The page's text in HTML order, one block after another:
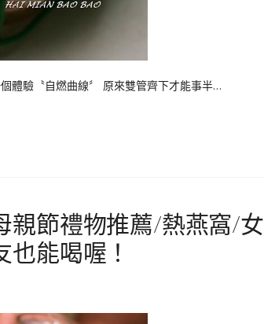
體驗〝自燃曲線〞 原來雙管齊下才能事半…
親節禮物推薦/熱燕窩/女
能喝喔！